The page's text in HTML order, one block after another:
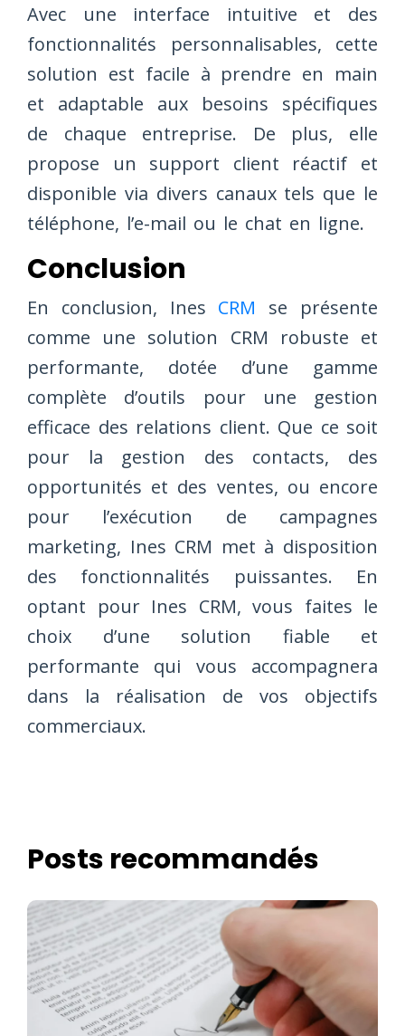
Avec une interface intuitive et des
fonctionnalités personnalisables, cette
solution est facile à prendre en main
et adaptable aux besoins spécifiques
de chaque entreprise. De plus, elle
propose un support client réactif et
disponible via divers canaux tels que le
téléphone, l’e-mail ou le chat en ligne.
Conclusion
En conclusion, Ines CRM se présente
comme une solution CRM robuste et
performante, dotée d’une gamme
complète d’outils pour une gestion
efficace des relations client. Que ce soit
pour la gestion des contacts, des
opportunités et des ventes, ou encore
pour l’exécution de campagnes
marketing, Ines CRM met à disposition
des fonctionnalités puissantes. En
optant pour Ines CRM, vous faites le
choix d’une solution fiable et
performante qui vous accompagnera
dans la réalisation de vos objectifs
commerciaux.
Posts recommandés